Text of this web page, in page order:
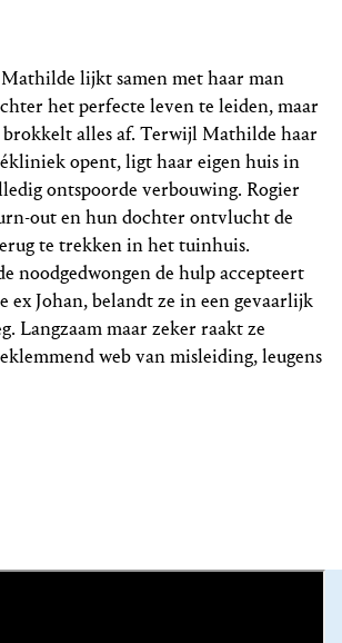
lijkt samen met haar man
het perfecte leven te leiden, maar
brokkelt alles af. Terwijl Mathilde haar
opent, ligt haar eigen huis in
ontspoorde verbouwing. Rogier
out en hun dochter ontvlucht de
te trekken in het tuinhuis.
noodgedwongen de hulp accepteert
ex Johan, belandt ze in een gevaarlijk
Langzaam maar zeker raakt ze
web van misleiding, leugens